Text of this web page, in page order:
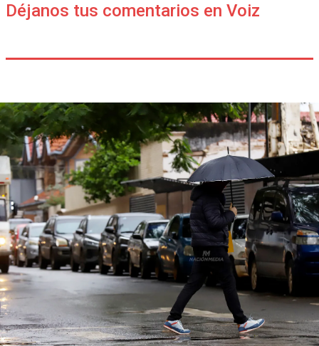
Déjanos tus comentarios en Voiz